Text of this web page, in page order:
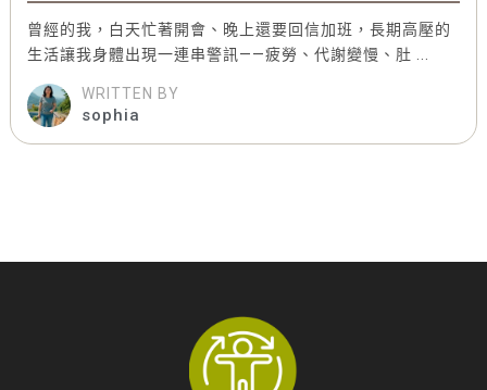
曾經的我，白天忙著開會、晚上還要回信加班，長期高壓的
生活讓我身體出現一連串警訊——疲勞、代謝變慢、肚 ...
WRITTEN BY
sophia